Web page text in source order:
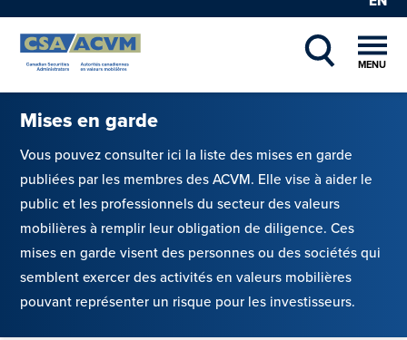
SHOW
MENU
Mises en garde
Vous pouvez consulter ici la liste des mises en garde
publiées par les membres des ACVM. Elle vise à aider le
public et les professionnels du secteur des valeurs
mobilières à remplir leur obligation de diligence. Ces
mises en garde visent des personnes ou des sociétés qui
semblent exercer des activités en valeurs mobilières
pouvant représenter un risque pour les investisseurs.